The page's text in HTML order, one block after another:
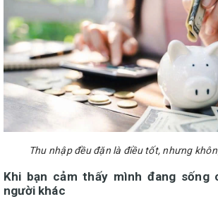
Thu nhập đều đặn là điều tốt, nhưng
Khi bạn cảm thấy mình đang sống
người khác